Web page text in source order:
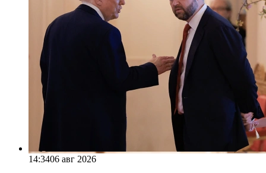
14:3406 авг 2026